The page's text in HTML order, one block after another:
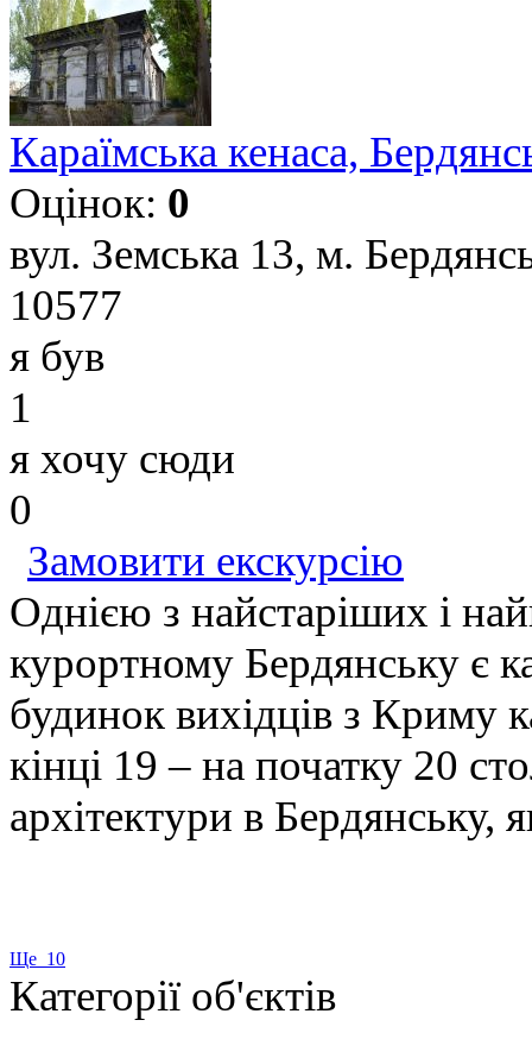
Караїмська кенаса,
Оцінок: 0
вул. Земська 13, м.
10577
я був
1
я хочу сюди
0
Замовити екскурсію
Однією з найстаріших і
курортному Бердянську є
будинок вихідців з Криму
кінці 19 – на початку 20
архітектури в Бердянську,
Ще 10
Категорії об'єктів